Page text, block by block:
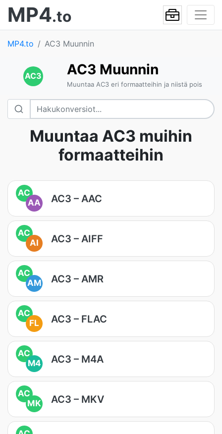
MP4.to
MP4.to AC3 Muunnin
AC3 AC3 Muunnin
Muuntaa AC3 eri formaatteihin ja niistä pois
Muuntaa AC3 muihin
formaatteihin
AC
AA
AC3 – AAC
AC
AI
AC3 – AIFF
AC
AM
AC3 – AMR
AC
FL
AC3 – FLAC
AC
M4
AC3 – M4A
AC
MK
AC3 – MKV